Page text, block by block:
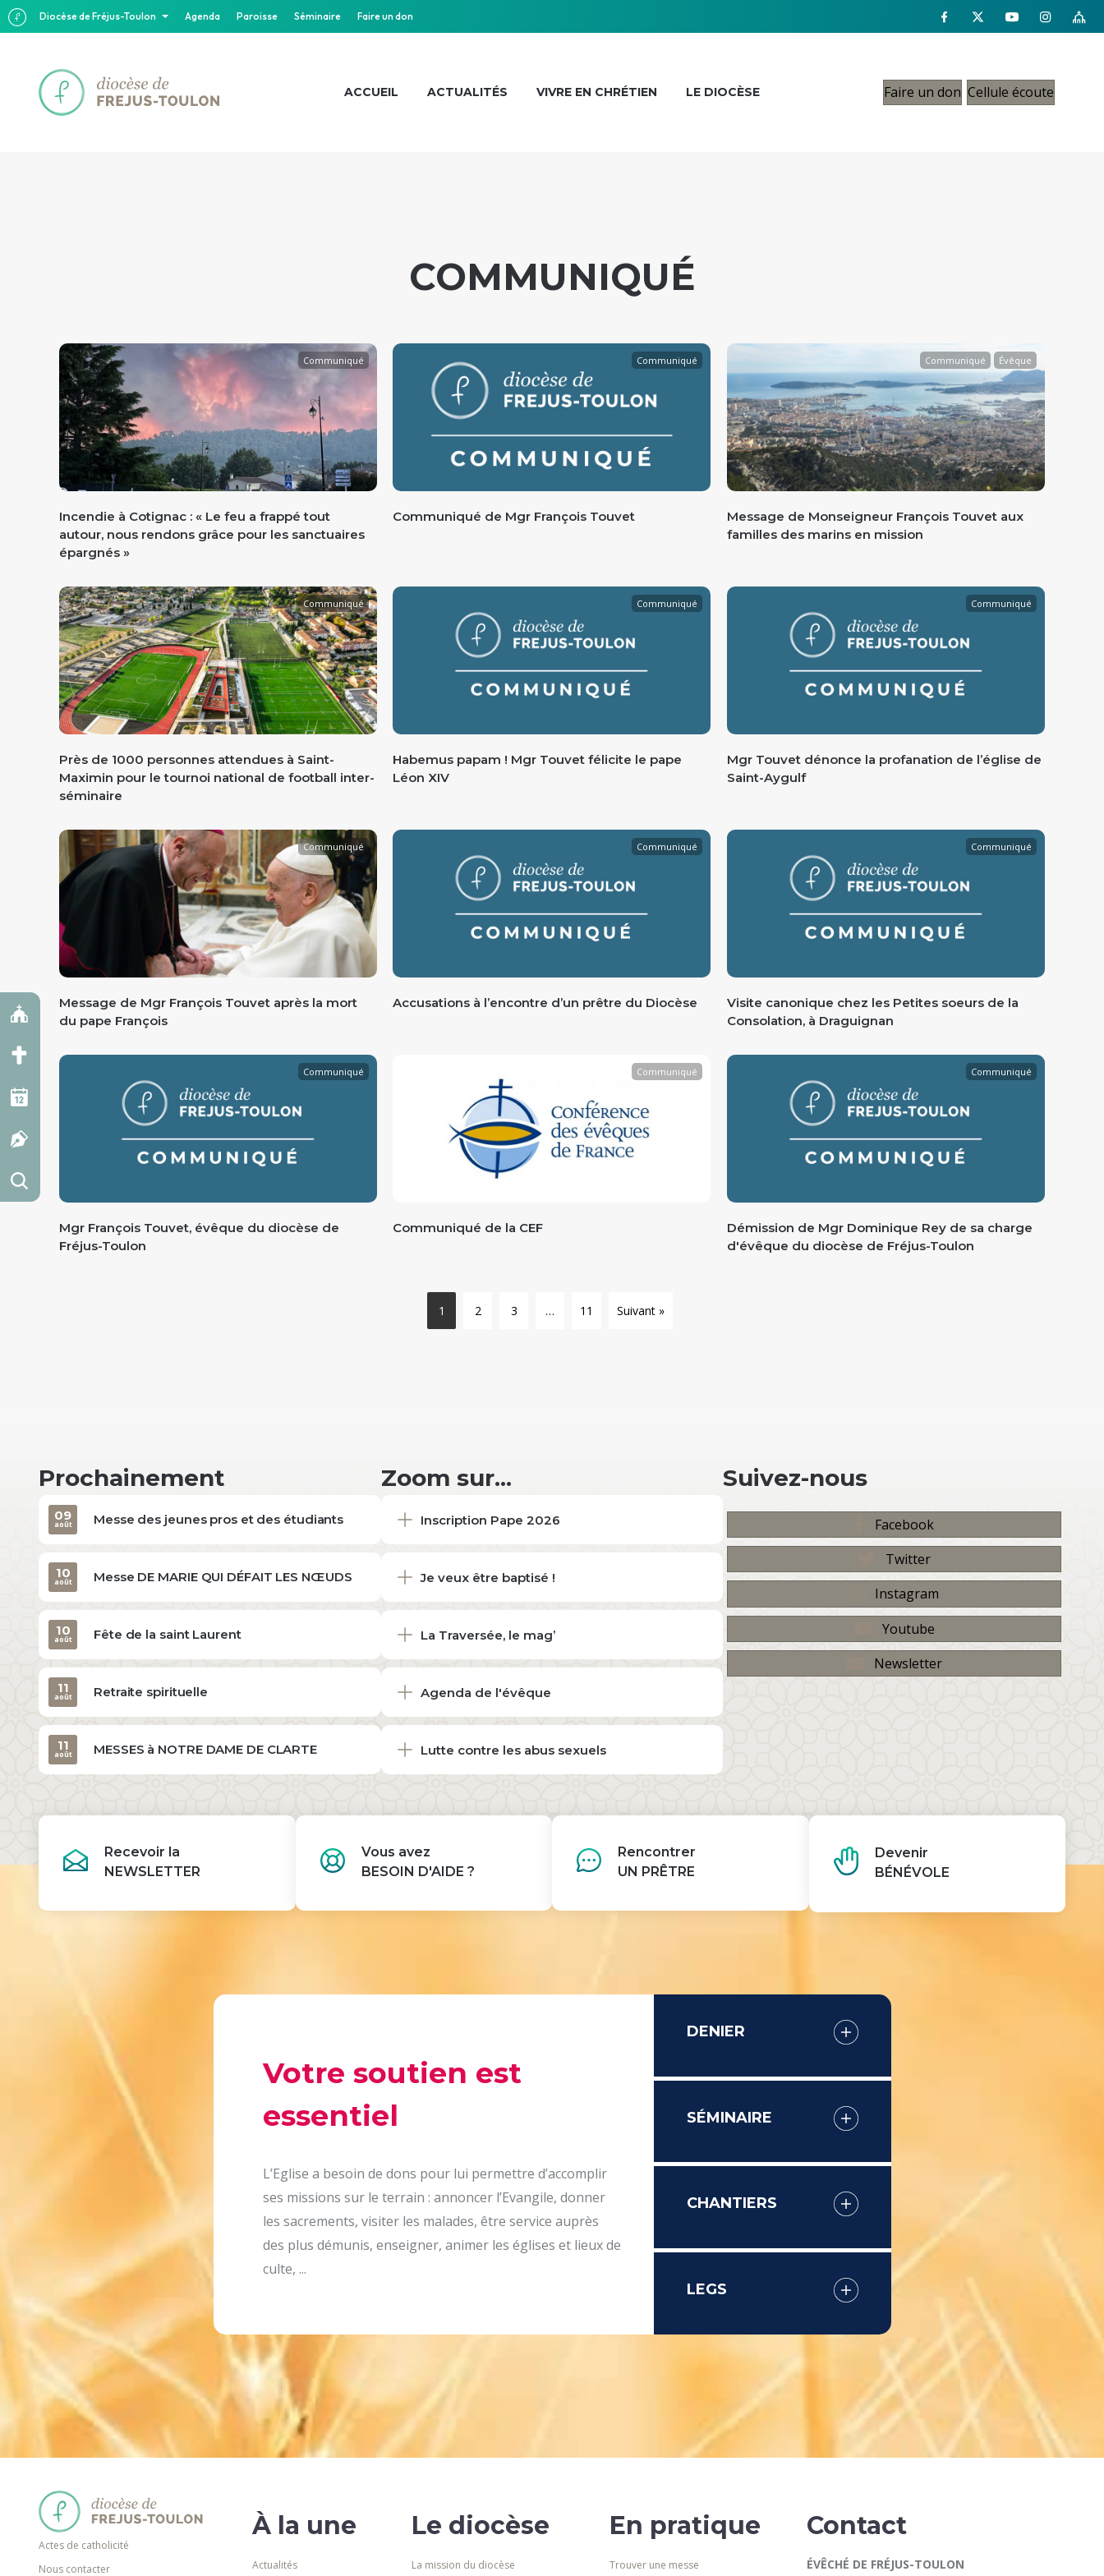
Diocèse de Fréjus-Toulon Agenda Paroisse Séminaire Faire un don
ACCUEIL ACTUALITÉS VIVRE EN CHRÉTIEN LE DIOCÈSE Faire un don Cellule écoute
COMMUNIQUÉ
Communiqué
Incendie à Cotignac : « Le feu a frappé tout
autour, nous rendons grâce pour les sanctuaires
épargnés »
Communiqué
Communiqué de Mgr François Touvet
Communiqué Évêque
Message de Monseigneur François Touvet aux
familles des marins en mission
Communiqué
Près de 1000 personnes attendues à Saint-
Maximin pour le tournoi national de football inter-
séminaire
Communiqué
Habemus papam ! Mgr Touvet félicite le pape
Léon XIV
Communiqué
Mgr Touvet dénonce la profanation de l’église de
Saint-Aygulf
Communiqué
Message de Mgr François Touvet après la mort
du pape François
Communiqué
Accusations à l’encontre d’un prêtre du Diocèse
Communiqué
Visite canonique chez les Petites soeurs de la
Consolation, à Draguignan
Communiqué
Mgr François Touvet, évêque du diocèse de
Fréjus-Toulon
Communiqué
Communiqué de la CEF
Communiqué
Démission de Mgr Dominique Rey de sa charge
d'évêque du diocèse de Fréjus-Toulon
1 2 3 … 11 Suivant »
Prochainement
Messe des jeunes pros et des étudiants
09
août
Messe DE MARIE QUI DÉFAIT LES NŒUDS
10
août
Fête de la saint Laurent
10
août
Retraite spirituelle
11
août
MESSES à NOTRE DAME DE CLARTE
11
août
Zoom sur...
Inscription Pape 2026
Je veux être baptisé !
La Traversée, le mag’
Agenda de l'évêque
Lutte contre les abus sexuels
Suivez-nous
Facebook
Twitter
Instagram
Youtube
Newsletter
Recevoir la
NEWSLETTER
Vous avez
BESOIN D'AIDE ?
Rencontrer
UN PRÊTRE
Devenir
BÉNÉVOLE
Votre soutien est
essentiel
L’Eglise a besoin de dons pour lui permettre d’accomplir
ses missions sur le terrain : annoncer l’Evangile, donner
les sacrements, visiter les malades, être service auprès
des plus démunis, enseigner, animer les églises et lieux de
culte, ...
DENIER
SÉMINAIRE
CHANTIERS
LEGS
Actes de catholicité
Nous contacter
À la une
Actualités
Le diocèse
La mission du diocèse
En pratique
Trouver une messe
Contact
ÉVÊCHÉ DE FRÉJUS-TOULON